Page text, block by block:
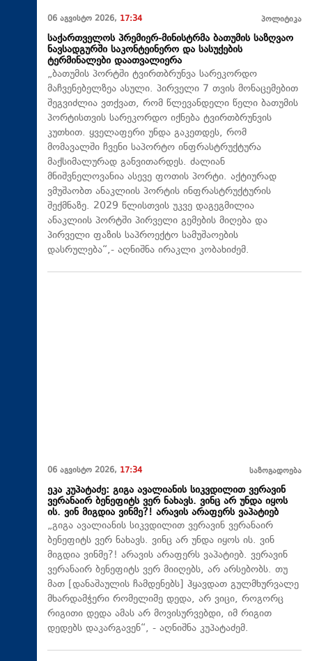
06 აგვისტო 2026, 17:34 პოლიტიკა
საქართველოს პრემიერ-მინისტრმა ბათუმის საზღვაო
ნავსადგურში საკონტეინერო და სასუქების
ტერმინალები დაათვალიერა
„ბათუმის პორტში ტვირთბრუნვა სარეკორდო
მაჩვენებელზეა ასული. პირველი 7 თვის მონაცემებით
შეგვიძლია ვთქვათ, რომ წლევანდელი წელი ბათუმის
პორტისთვის სარეკორდო იქნება ტვირთბრუნვის
კუთხით. ყველაფერი უნდა გაკეთდეს, რომ
მომავალში ჩვენი საპორტო ინფრასტრუქტურა
მაქსიმალურად განვითარდეს. ძალიან
მნიშვნელოვანია ასევე ფოთის პორტი. აქტიურად
ვმუშაობთ ანაკლიის პორტის ინფრასტრუქტურის
შექმნაზე. 2029 წლისთვის უკვე დაგეგმილია
ანაკლიის პორტში პირველი გემების მიღება და
პირველი ფაზის საპროექტო სამუშაოების
დასრულება“,- აღნიშნა ირაკლი კობახიძემ.
06 აგვისტო 2026, 17:34 საზოგადოება
ეკა კუპატაძე: გიგა ავალიანის სიკვდილით ვერავინ
ვერანაირ ბენეფიტს ვერ ნახავს. ვინც არ უნდა იყოს
ის. ვინ მიგდია ვინმე?! არავის არაფერს ვაპატიებ
„გიგა ავალიანის სიკვდილით ვერავინ ვერანაირ
ბენეფიტს ვერ ნახავს. ვინც არ უნდა იყოს ის. ვინ
მიგდია ვინმე?! არავის არაფერს ვაპატიებ. ვერავინ
ვერანაირ ბენეფიტს ვერ მიიღებს, არ არსებობს. თუ
მათ [დანაშაულის ჩამდენებს] ჰყავდათ გულმხურვალე
მხარდამჭერი რომელიმე დედა, არ ვიცი, როგორც
რიგითი დედა ამას არ მოვისურვებდი, იმ რიგით
დედებს დაკარგავენ“, - აღნიშნა კუპატაძემ.